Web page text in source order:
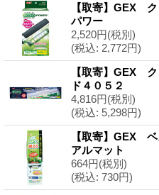
【取寄】GEX
パワー
2,520円(税別)
(税込: 2,772円)
【取寄】GEX
ド４０５２
4,816円(税別)
(税込: 5,298円)
【取寄】GEX
アルマット
664円(税別)
(税込: 730円)